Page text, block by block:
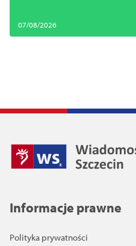
07/08/2026
Informacje prawne
Polityka prywatności